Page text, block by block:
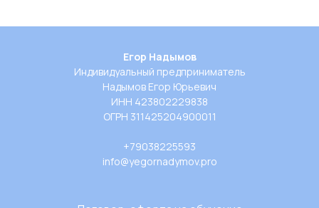
Егор Надымов
Индивидуальный предприниматель
Надымов Егор Юрьевич
ИНН 423802229838
ОГРН 311425204900011
+79038225593
info@yegornadymov.pro